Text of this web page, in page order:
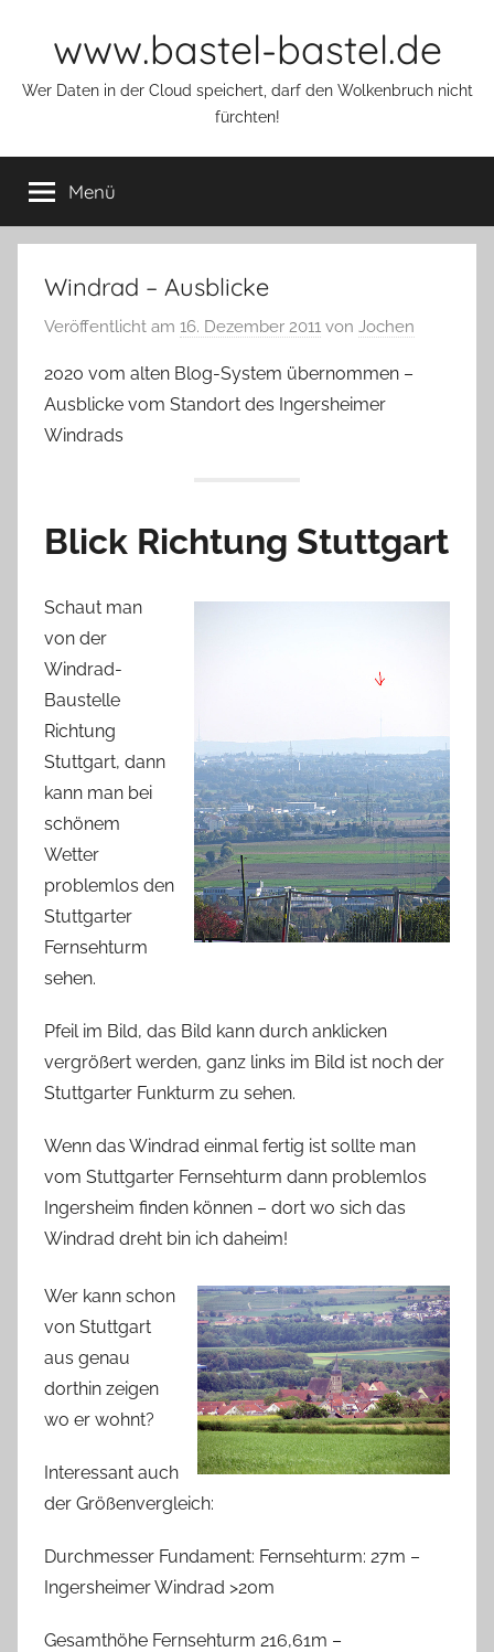
www.bastel-bastel.de
Wer Daten in der Cloud speichert, darf den Wolkenbruch nicht
fürchten!
Menü
Windrad – Ausblicke
Veröffentlicht am 16. Dezember 2011 von Jochen
2020 vom alten Blog-System übernommen –
Ausblicke vom Standort des Ingersheimer
Windrads
Blick Richtung Stuttgart
Schaut man
von der
Windrad-
Baustelle
Richtung
Stuttgart, dann
kann man bei
schönem
Wetter
problemlos den
Stuttgarter
Fernsehturm
sehen.
Pfeil im Bild, das Bild kann durch anklicken
vergrößert werden, ganz links im Bild ist noch der
Stuttgarter Funkturm zu sehen.
Wenn das Windrad einmal fertig ist sollte man
vom Stuttgarter Fernsehturm dann problemlos
Ingersheim finden können – dort wo sich das
Windrad dreht bin ich daheim!
Wer kann schon
von Stuttgart
aus genau
dorthin zeigen
wo er wohnt?
Interessant auch
der Größenvergleich:
Durchmesser Fundament: Fernsehturm: 27m –
Ingersheimer Windrad >20m
Gesamthöhe Fernsehturm 216,61m –